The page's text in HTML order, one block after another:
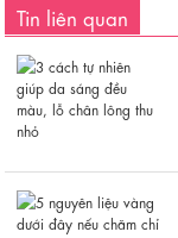
Tin liên quan